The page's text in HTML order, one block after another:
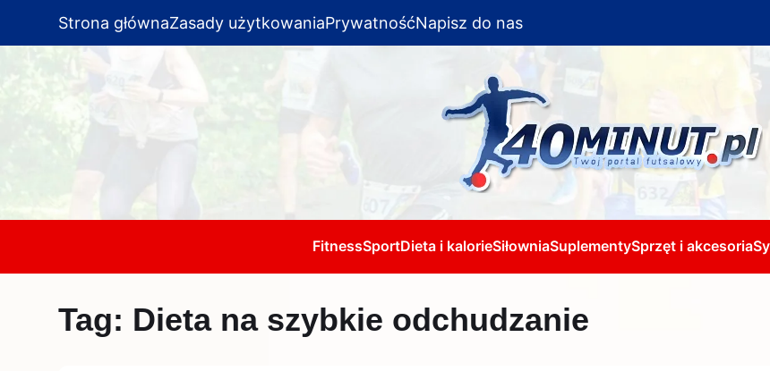
Strona głównaZasady użytkowaniaPrywatnośćNapisz do nas
FitnessSportDieta i kalorieSiłowniaSuplementySprzęt i akcesoria
Tag: Dieta na szybkie odchudzanie